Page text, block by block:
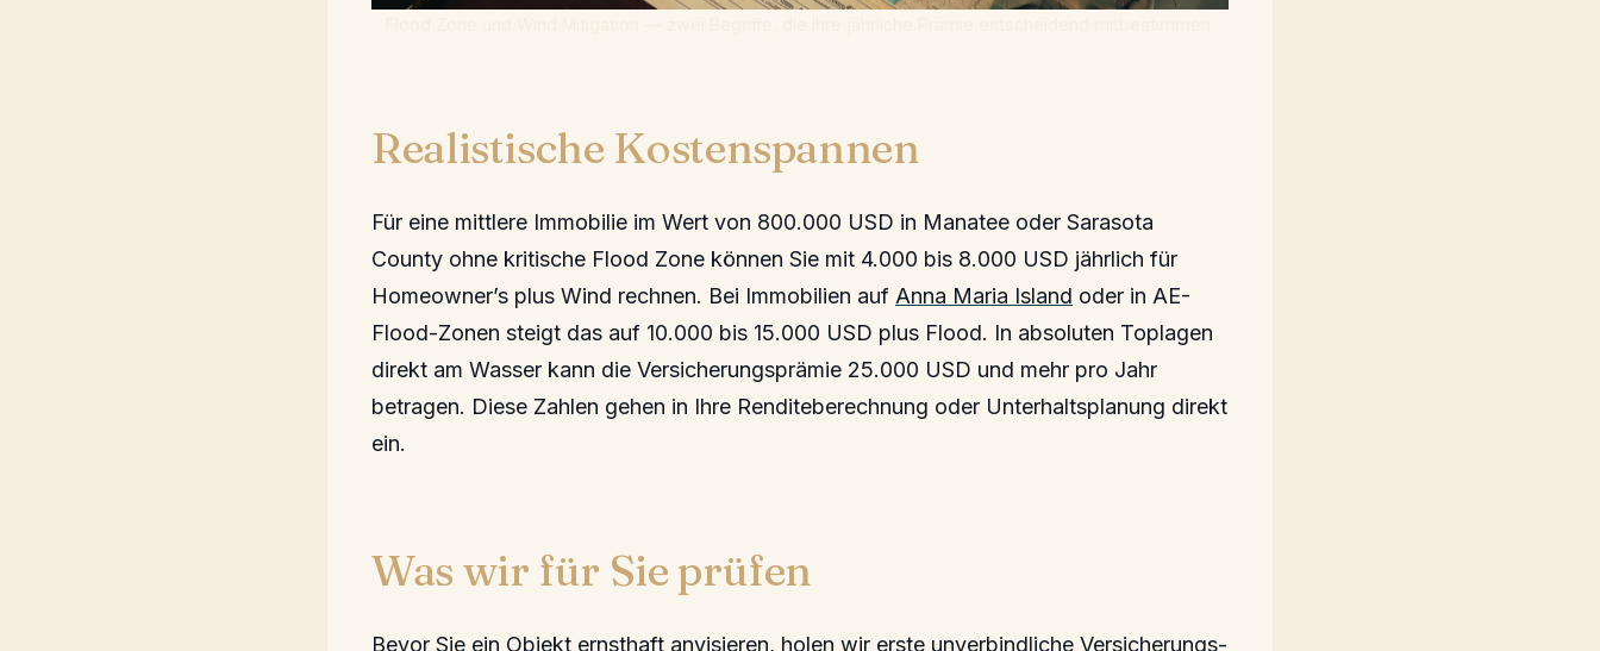
Realistische Kostenspannen
Für eine mittlere Immobilie im Wert von 800.000 USD in Manatee oder Sarasota
County ohne kritische Flood Zone können Sie mit 4.000 bis 8.000 USD jährlich für
Homeowner’s plus Wind rechnen. Bei Immobilien auf Anna Maria Island oder in AE-
Flood-Zonen steigt das auf 10.000 bis 15.000 USD plus Flood. In absoluten Toplagen
direkt am Wasser kann die Versicherungsprämie 25.000 USD und mehr pro Jahr
betragen. Diese Zahlen gehen in Ihre Renditeberechnung oder Unterhaltsplanung direkt
ein.
Was wir für Sie prüfen
Bevor Sie ein Objekt ernsthaft anvisieren, holen wir erste unverbindliche Versicherungs-